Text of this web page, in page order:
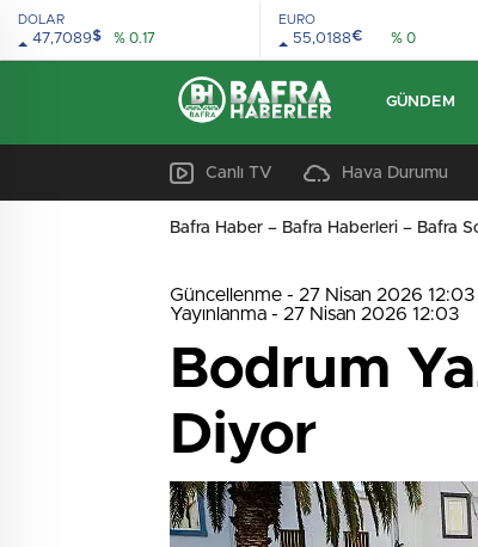
DOLAR
47,7089$ % 0.17
EURO
55,0188€ % 0
GÜNDEM
Canlı TV Hava Durumu
Bafra Haber – Bafra Haberleri – Bafra
Güncellenme - 27 Nisan 2026 12:03
Yayınlanma - 27 Nisan 2026 12:03
Bodrum
Diyor